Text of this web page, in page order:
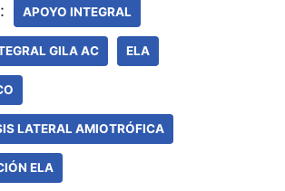
APOYO INTEGRAL
GILA AC ELA
LATERAL AMIOTRÓFICA
ELA